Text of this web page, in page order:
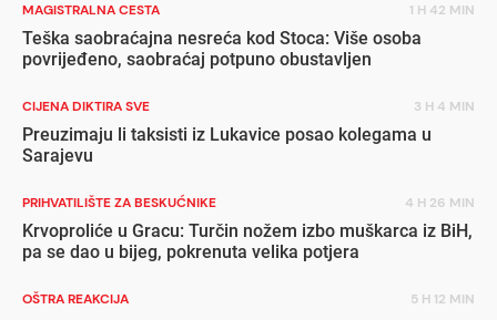
MAGISTRALNA CESTA 1 H 42 MIN
Teška saobraćajna nesreća kod Stoca: Više osoba
povrijeđeno, saobraćaj potpuno obustavljen
CIJENA DIKTIRA SVE 3 H 4 MIN
Preuzimaju li taksisti iz Lukavice posao kolegama u
Sarajevu
PRIHVATILIŠTE ZA BESKUĆNIKE 4 H 26 MIN
Krvoproliće u Gracu: Turčin nožem izbo muškarca iz BiH,
pa se dao u bijeg, pokrenuta velika potjera
OŠTRA REAKCIJA 5 H 12 MIN